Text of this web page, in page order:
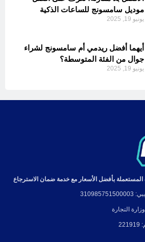
موديل سامسونج للساعات الذكية
يونيو 19, 2025
أيهما أفضل ريدمي أم سامسونج لشراء
جوال من الفئة المتوسطة؟
يونيو 19, 2025
المستعملة بأفضل الأسعار مع خدمة ضمان الاسترجاع
التجارة